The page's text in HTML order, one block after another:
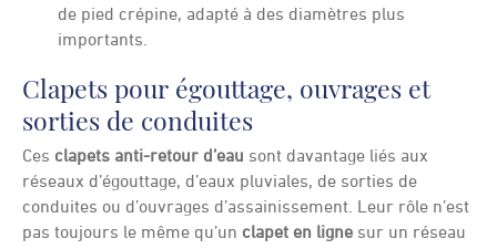
de pied crépine, adapté à des diamètres plus
importants.
Clapets pour égouttage, ouvrages et
sorties de conduites
Ces clapets anti-retour d’eau sont davantage liés aux
réseaux d’égouttage, d’eaux pluviales, de sorties de
conduites ou d’ouvrages d’assainissement. Leur rôle n’est
pas toujours le même qu’un clapet en ligne sur un réseau